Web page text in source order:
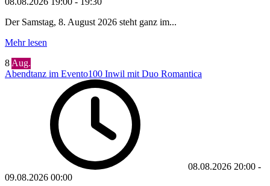
Der Samstag, 8. August 2026 steht ganz im...
Mehr lesen
8 Aug.
Abendtanz im Evento100 Inwil mit Duo Romantica
08.08.2026 20:00 -
09.08.2026 00:00